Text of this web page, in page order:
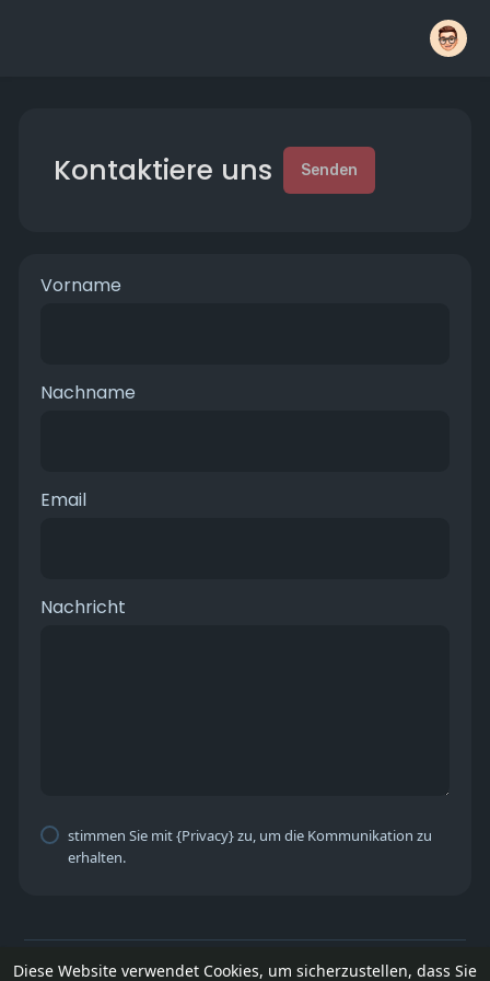
Diese Website verwendet Cookies, um sicherzustellen, dass Sie
Kontaktiere uns Senden
Vorname
Nachname
Email
Nachricht
stimmen Sie mit {Privacy} zu, um die Kommunikation zu
erhalten.
© 2026 SocialPoint